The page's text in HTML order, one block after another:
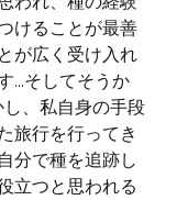
けることが最善
が広く受け入れ
...そしてそうか
し、私自身の手段
旅行を行ってき
分で種を追跡し
立つと思われる